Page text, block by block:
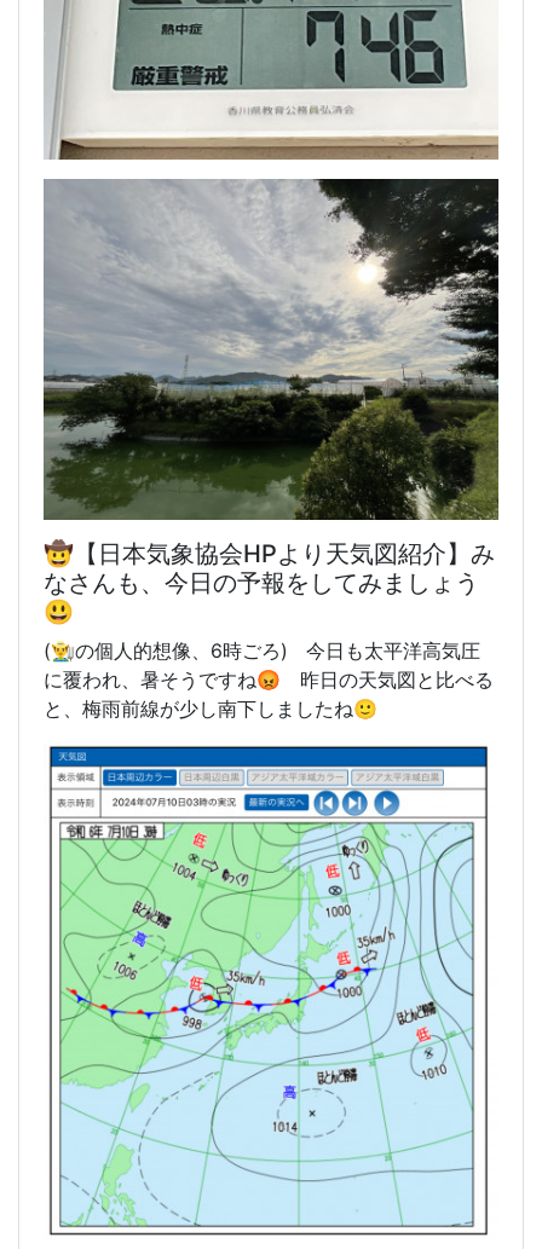
🤠【日本気象協会HPより天気図紹介】み
なさんも、今日の予報をしてみましょう
😃
(👨‍🌾の個人的想像、6時ごろ) 今日も太平洋高気圧
に覆われ、暑そうですね😡 昨日の天気図と比べる
と、梅雨前線が少し南下しましたね🙂